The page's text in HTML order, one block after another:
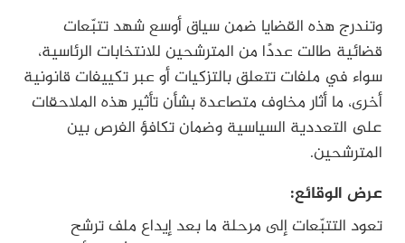
وتندرج هذه القضايا ضمن سياق أوسع شهد تتبّعات
قضائية طالت عددًا من المترشحين للانتخابات الرئاسية،
سواء في ملفات تتعلق بالتزكيات أو عبر تكييفات قانونية
أخرى، ما أثار مخاوف متصاعدة بشأن تأثير هذه الملاحقات
على التعددية السياسية وضمان تكافؤ الفرص بين
المترشحين.
عرض الوقائع:
تعود التتبّعات إلى مرحلة ما بعد إيداع ملف ترشح